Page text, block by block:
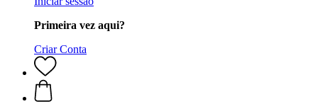
Primeira vez aqui?
Criar Conta